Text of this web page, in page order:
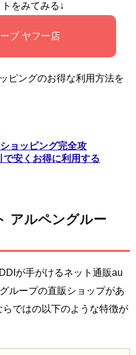
をみてみる↓
プ ヤフー店
ピングのお得な利用方法を
ョッピング完全攻
安くお得に利用する
アルペングルー
が手がけるネット通販au
ループの直販ショップがあ
ではの以下のような特徴が